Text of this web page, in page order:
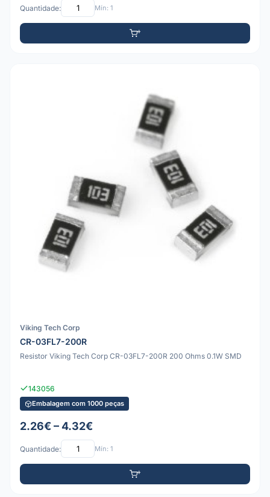
Quantidade: Mín: 1
Viking Tech Corp
CR-03FL7-200R
Resistor Viking Tech Corp CR-03FL7-200R 200 Ohms 0.1W SMD
143056
Embalagem com 1000 peças
2.26€ – 4.32€
Quantidade: Mín: 1